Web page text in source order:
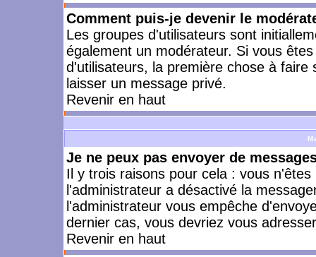
Comment puis-je devenir le
Les groupes d'utilisateurs sont
également un modérateur. Si vous
d'utilisateurs, la première chose à
laisser un message privé.
Revenir en haut
Je ne peux pas envoyer de
Il y trois raisons pour cela : vous
l'administrateur a désactivé la
l'administrateur vous empêche
dernier cas, vous devriez vous
Revenir en haut